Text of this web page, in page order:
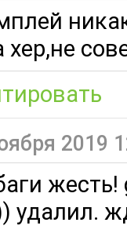
2019
удалил.